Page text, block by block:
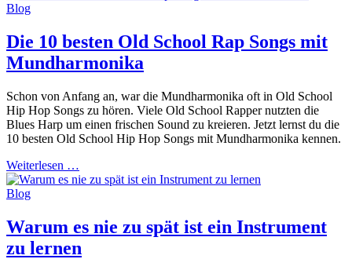
Blog
Die 10 besten Old School Rap Songs mit
Mundharmonika
Schon von Anfang an, war die Mundharmonika oft in Old School
Hip Hop Songs zu hören. Viele Old School Rapper nutzten die
Blues Harp um einen frischen Sound zu kreieren. Jetzt lernst du die
10 besten Old School Hip Hop Songs mit Mundharmonika kennen.
Weiterlesen …
Blog
Warum es nie zu spät ist ein Instrument
zu lernen